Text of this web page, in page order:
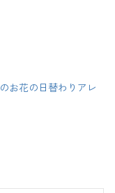
お花の日替わりアレ